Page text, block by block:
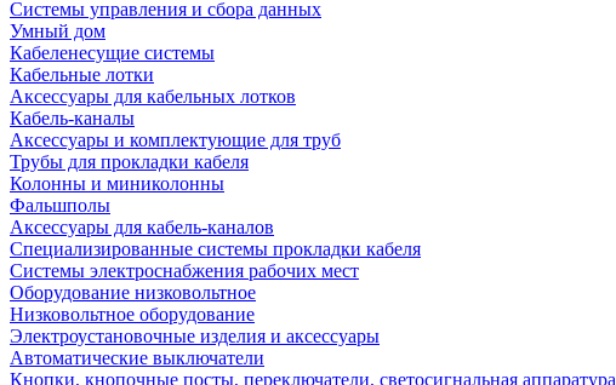
Системы управления и сбора данных
Умный дом
Кабеленесущие системы
Кабельные лотки
Аксессуары для кабельных лотков
Кабель-каналы
Аксессуары и комплектующие для труб
Трубы для прокладки кабеля
Колонны и миниколонны
Фальшполы
Аксессуары для кабель-каналов
Специализированные системы прокладки кабеля
Системы электроснабжения рабочих мест
Оборудование низковольтное
Низковольтное оборудование
Электроустановочные изделия и аксессуары
Автоматические выключатели
Кнопки, кнопочные посты, переключатели, светосигнальная аппаратура